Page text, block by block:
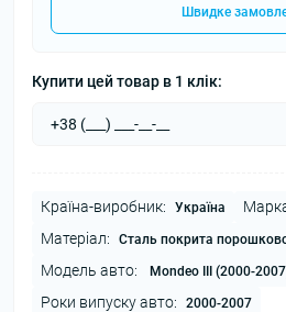
Швидке
Купити цей товар в 1 клік:
Країна-виробник: Україна
Матеріал: Сталь покрита
Модель авто: Mondeo III (2000-
Роки випуску авто: 2000-2007